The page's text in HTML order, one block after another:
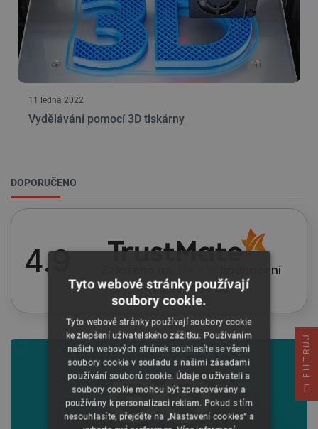
DOPORUČENO
4.9
hodnocení
ze všech dob
11 ledna 2022
Vydělávání pomocí 3D tiskárny
FILTRUJ
Tyto webové stránky používají
soubory cookie.
Tyto webové stránky používají soubory cookie
ke zlepšení uživatelského zážitku. Používáním
našich webových stránek souhlasíte se všemi
soubory cookie v souladu s našimi zásadami
používání souborů cookie. Údaje o uživateli a
soubory cookie mohou být zpracovávány a
používány k personalizaci reklam. Pokud s tím
nesouhlasíte, přejděte na „Nastavení cookies“ a